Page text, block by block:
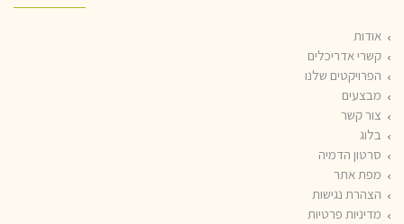
אודות
קשרי אדריכלים
הפרויקטים שלנו
מבצעים
צור קשר
בלוג
סרטון הדמיה
מפת אתר
הצהרת נגישות
מדיניות פרטיות